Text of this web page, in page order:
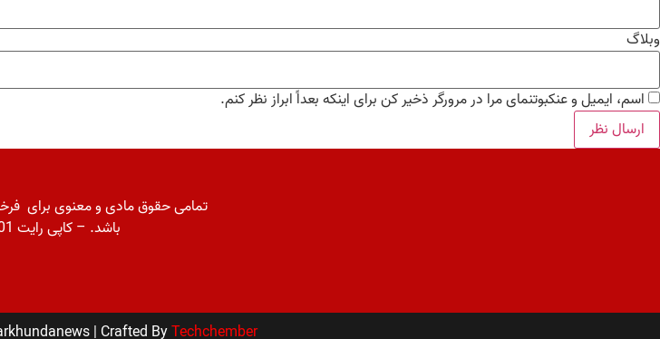
وبلاگ
اسم، ایمیل و عنکبوتنمای مرا در مرورگر ذخیر کن برای اینکه بعداً ابراز نظر کنم.
تمامی حقوق مادی و معنوی برای
باشد. – کاپی رایت 1401
| Crafted ByTechchember